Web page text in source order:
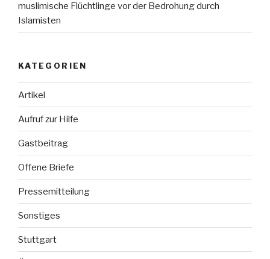
muslimische Flüchtlinge vor der Bedrohung durch
Islamisten
KATEGORIEN
Artikel
Aufruf zur Hilfe
Gastbeitrag
Offene Briefe
Pressemitteilung
Sonstiges
Stuttgart